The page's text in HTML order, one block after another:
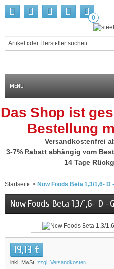
0
MENU
Das Shop ist
Bestellung
Versandkostenfrei
3-7% Rabatt abhängig vom
14 Tage
Startseite > Now Foods Beta 1,3/1,6- D
Now Foods Beta 1,3/1,6- D -
19,19 €
inkl. MwSt. zzgl. Versandkosten